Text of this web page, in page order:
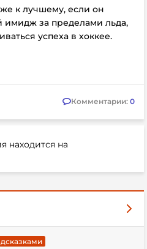
к лучшему, если он
имидж за пределами льда,
успеха в хоккее.
Комментарии: 0
находится на